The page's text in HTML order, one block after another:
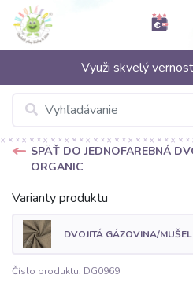
Využi skvelý
SPÄŤ DO JEDNOFAREBNÁ
ORGANIC
Varianty produktu
DVOJITÁ GÁZOVINA/
Číslo produktu: DG0969